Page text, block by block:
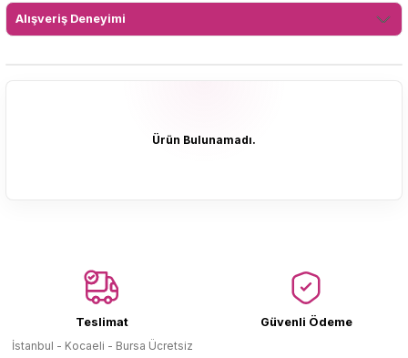
Alışveriş Deneyimi
Ürün Bulunamadı.
Teslimat
İstanbul - Kocaeli - Bursa Ücretsiz
Güvenli Ödeme